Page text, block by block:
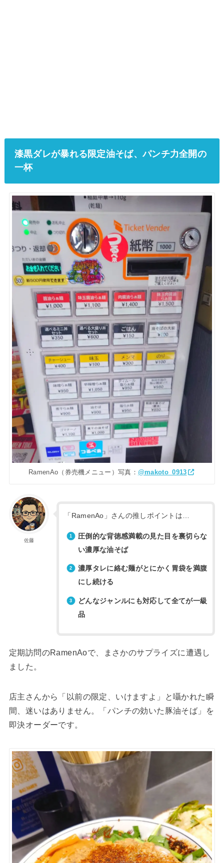
漆黒ダレが暴れる限定油そば、パンチ力全開の
一杯
RamenAo（券売機メニュー）写真： @makoto_0913
佐藤
「RamenAo」さんの推しポイントは…
圧倒的な背徳感満載の見た目を裏切らな
い濃厚な油そば
濃厚タレに絡む麺がとにかく胃袋を満腹
にし続ける
どんなジャンルにも対応して全てが一級
品
定期訪問のRamenAoで、まさかのサプライズに遭遇し
ました。
店主さんから「以前の限定、いけますよ」と囁かれた瞬
間、迷いはありません。「パンチの効いた豚油そば」を
即決オーダーです。